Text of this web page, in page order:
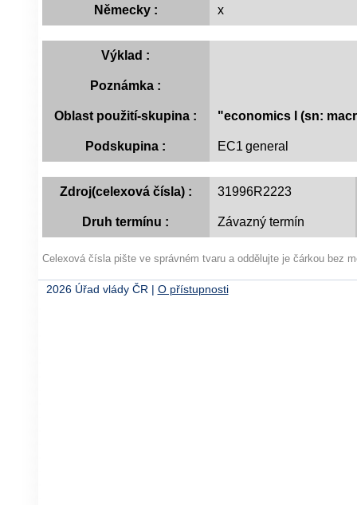
Německy : x
Výklad :
Poznámka :
Oblast použití-skupina : "economics I (sn:
Podskupina : EC1 general
Zdroj(celexová čísla) : 31996R2223
Druh termínu : Závazný termín
Celexová čísla pište ve správném tvaru a oddělujte je čárkou bez
2026 Úřad vlády ČR | O přístupnosti